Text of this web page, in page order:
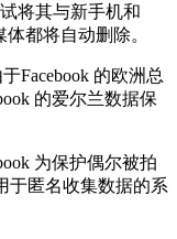
将其与新手机和
都将自动删除。
Facebook 的欧洲总
的爱尔兰数据保
为保护偶尔被拍
于匿名收集数据的系